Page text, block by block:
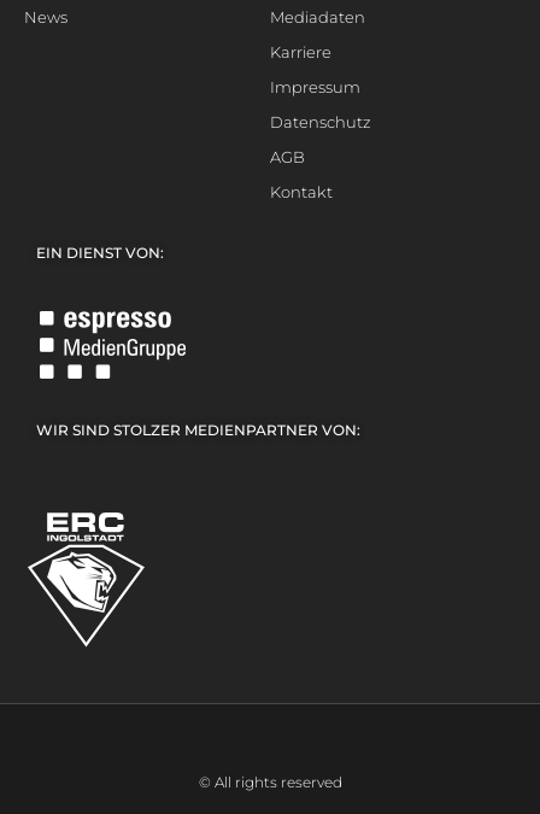
News
Mediadaten
Karriere
Impressum
Datenschutz
AGB
Kontakt
EIN DIENST VON:
WIR SIND STOLZER MEDIENPARTNER VON:
© All rights reserved